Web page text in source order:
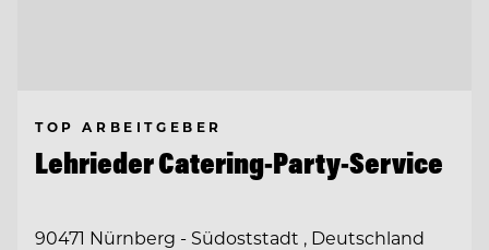
TOP ARBEITGEBER
Lehrieder Catering-Party-Service
90471 Nürnberg - Südoststadt , Deutschland